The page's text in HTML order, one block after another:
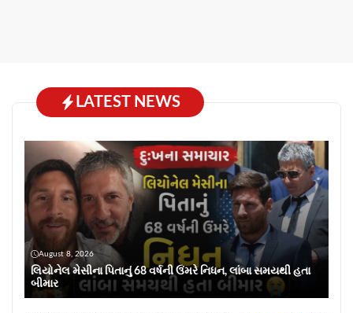
LATEST NEWS
August 8, 2026
લિયોનેલ મેસીના પિતાનું 68 વર્ષની ઉંમરે નિધન, લાંબા સમયથી હતા
બીમાર